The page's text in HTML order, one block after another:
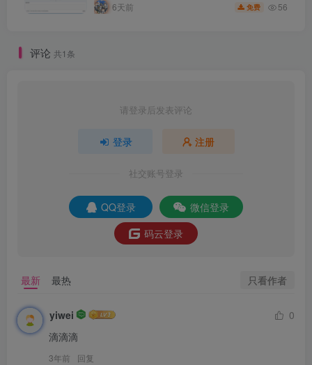
6天前 免费 56
评论 共1条
请登录后发表评论
登录 注册
社交账号登录
QQ登录
微信登录
码云登录
最新 最热 只看作者
yiwei
0
滴滴滴
3年前 回复